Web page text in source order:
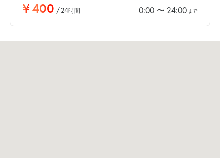
¥400 /24時間 0:00 〜 24:00 まで